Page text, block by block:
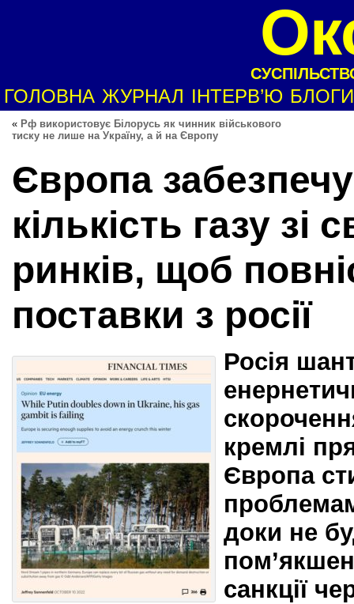
ГОЛОВНА ЖУРНАЛ ІНТЕРВ’Ю БЛОГИ
« Рф використовує Білорусь як чинник військового
тиску не лише на Україну, а й на Європу
Європа
кількість газу зі
ринків, щоб
поставки з росії
Росія
кремлі
Європа
доки не
санкції